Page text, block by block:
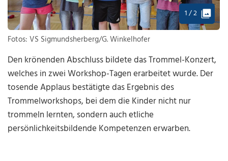
1 / 2
Fotos: VS Sigmundsherberg/G. Winkelhofer
Den krönenden Abschluss bildete das Trommel-Konzert,
welches in zwei Workshop-Tagen erarbeitet wurde. Der
tosende Applaus bestätigte das Ergebnis des
Trommelworkshops, bei dem die Kinder nicht nur
trommeln lernten, sondern auch etliche
persönlichkeitsbildende Kompetenzen erwarben.